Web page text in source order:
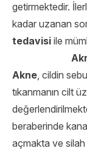
getirmektedir.
kadar uzanan
tedavisi ile
Akne, cildin
tıkanmanın cilt
beraberinde
açmakta ve